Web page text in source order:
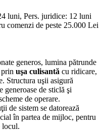
luni, Pers. juridice: 12 luni
comenzi de peste 25.000 Lei
generos, lumina pătrunde
uşa culisantă cu ridicare,
Structura uşii asigură
generoase de sticlă şi
de operare.
de sistem se datorează
în partea de mijloc, pentru
locul.